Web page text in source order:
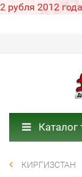
2 рубля 2012
Каталог
КИРГИЗСТАН